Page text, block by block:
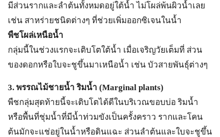
มีส่วนรากและลำต้นทั้งหมดอยู่ใต้น้ำ ไม่โผล่พ้นผิวน้ำเลย
เช่น สาหร่ายชนิดต่างๆ ที่ช่วยเพิ่มออกซิเจนในน้ำ
พืชโผล่เหนือน้ำ
กลุ่มนี้ในช่วงแรกจะเติบโตใต้น้ำ เมื่อเจริญวัยเต็มที่ ส่วน
ของดอกหรือใบจะชูขึ้นมาเหนือน้ำ เช่น บัวสายพันธุ์ต่างๆ
3. พรรณไม้ชายน้ำ ริมน้ำ (Marginal plants)
พืชกลุ่มสุดท้ายนี้จะเติบโตได้ดีในบริเวณขอบบ่อ ริมน้ำ
หรือพื้นที่ชุ่มน้ำที่มีน้ำท่วมขังเป็นครั้งคราว รากและโคน
ต้นมักจะแช่อยู่ในน้ำหรือดินแฉะ ส่วนลำต้นและใบจะชูขึ้น